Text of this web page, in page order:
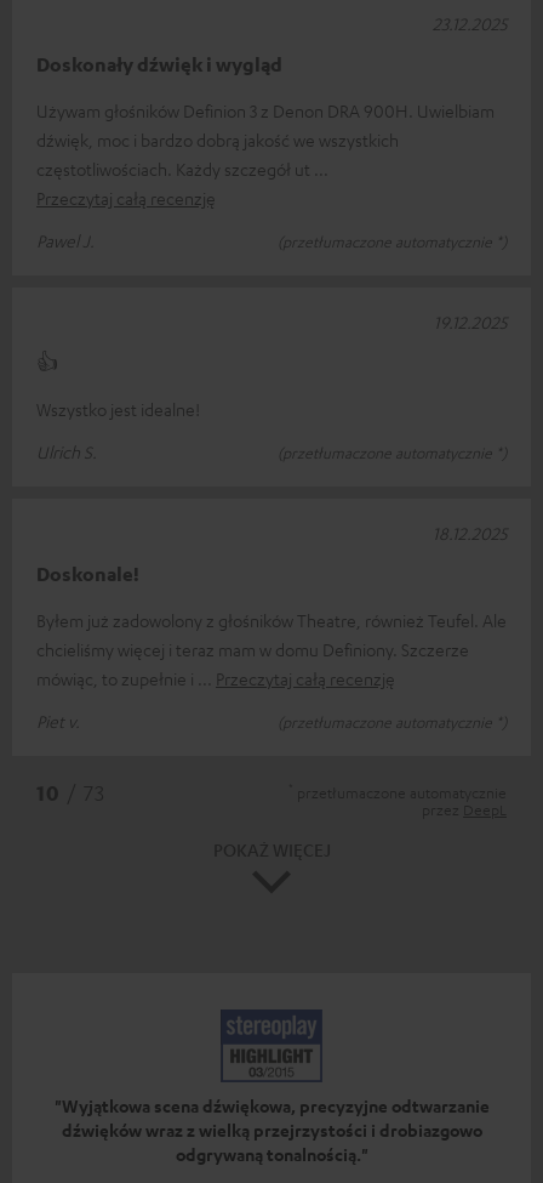
Doskonały dźwięk i wygląd
Używam głośników Definion 3 z Denon DRA 900H. Uwielbiam
dźwięk, moc i bardzo dobrą jakość we wszystkich
częstotliwościach. Każdy szczegół ut
Przeczytaj całą recenzję
Pawel J.
(przetłumaczone automatycznie *)
23.12.2025
👍
Wszystko jest idealne!
Ulrich S.
(przetłumaczone automatycznie *)
19.12.2025
Doskonale!
Byłem już zadowolony z głośników Theatre, również Teufel. Ale
chcieliśmy więcej i teraz mam w domu Definiony. Szczerze
mówiąc, to zupełnie i
Przeczytaj całą recenzję
Piet v.
(przetłumaczone automatycznie *)
18.12.2025
"Wyjątkowa scena dźwiękowa, precyzyjne odtwarzanie
dźwięków wraz z wielką przejrzystości i drobiazgowo
odgrywaną tonalnością."